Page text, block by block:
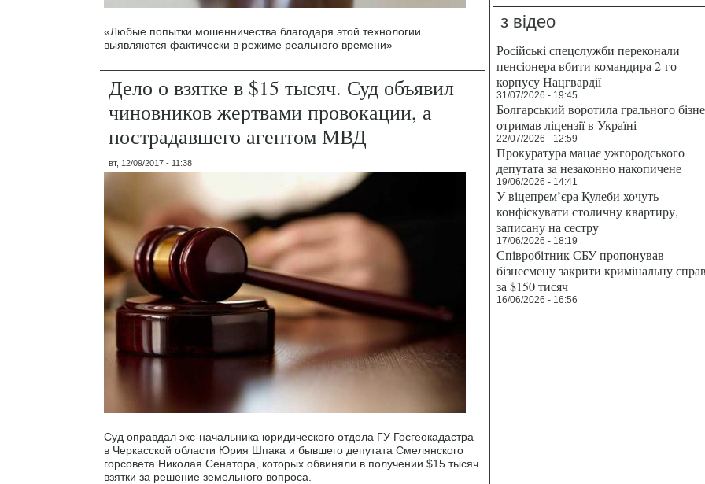
«Любые попытки мошенничества благодаря этой технологии
выявляются фактически в режиме реального времени»
Дело о взятке в $15 тысяч. Суд объявил
чиновников жертвами провокации, а
пострадавшего агентом МВД
вт, 12/09/2017 - 11:38
Суд оправдал экс-начальника юридического отдела ГУ Госгеокадастра
в Черкасской области Юрия Шпака и бывшего депутата Смелянского
горсовета Николая Сенатора, которых обвиняли в получении $15 тысяч
взятки за решение земельного вопроса.
з відео
Російські спецслужби переконали
пенсіонера вбити командира 2-го
корпусу Нацгвардії
31/07/2026 - 19:45
Болгарський воротила грального
отримав ліцензії в Україні
22/07/2026 - 12:59
Прокуратура мацає ужгородського
депутата за незаконно накопичене
19/06/2026 - 14:41
У віцепрем’єра Кулеби хочуть
конфіскувати столичну квартиру,
записану на сестру
17/06/2026 - 18:19
Співробітник СБУ пропонував
бізнесмену закрити кримінальну
за $150 тисяч
16/06/2026 - 16:56